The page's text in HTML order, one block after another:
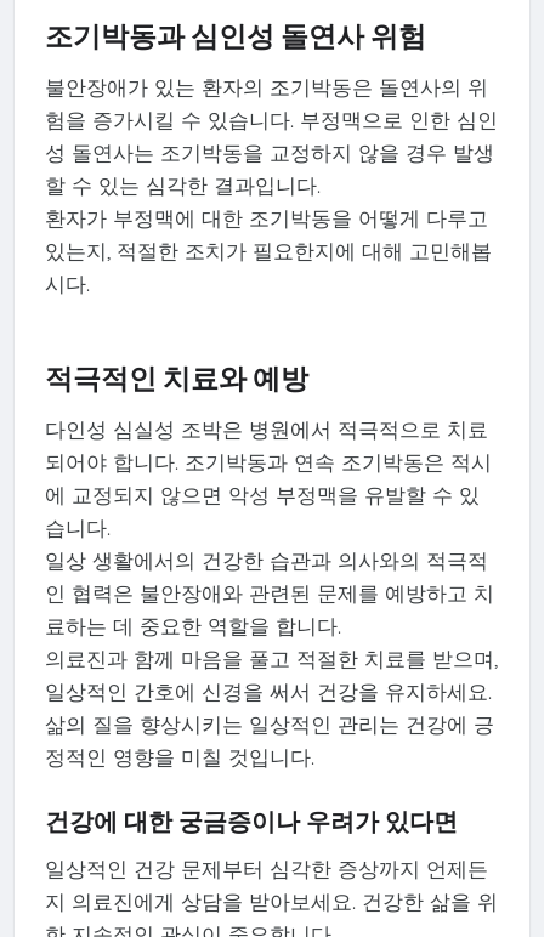
조기박동과 심인성 돌연사 위험
불안장애가 있는 환자의 조기박동은 돌연사의 위
험을 증가시킬 수 있습니다. 부정맥으로 인한 심인
성 돌연사는 조기박동을 교정하지 않을 경우 발생
할 수 있는 심각한 결과입니다.
환자가 부정맥에 대한 조기박동을 어떻게 다루고
있는지, 적절한 조치가 필요한지에 대해 고민해봅
시다.
적극적인 치료와 예방
다인성 심실성 조박은 병원에서 적극적으로 치료
되어야 합니다. 조기박동과 연속 조기박동은 적시
에 교정되지 않으면 악성 부정맥을 유발할 수 있
습니다.
일상 생활에서의 건강한 습관과 의사와의 적극적
인 협력은 불안장애와 관련된 문제를 예방하고 치
료하는 데 중요한 역할을 합니다.
의료진과 함께 마음을 풀고 적절한 치료를 받으며,
일상적인 간호에 신경을 써서 건강을 유지하세요.
삶의 질을 향상시키는 일상적인 관리는 건강에 긍
정적인 영향을 미칠 것입니다.
건강에 대한 궁금증이나 우려가 있다면
일상적인 건강 문제부터 심각한 증상까지 언제든
지 의료진에게 상담을 받아보세요. 건강한 삶을 위